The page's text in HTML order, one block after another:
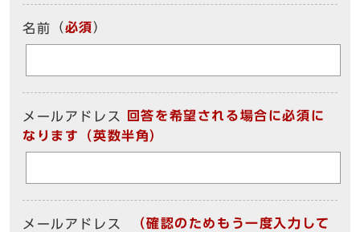
名前 （必須）
メールアドレス
回答を希望される場合に必須に
なります（英数半角）
メールアドレス
（確認のためもう一度入力して